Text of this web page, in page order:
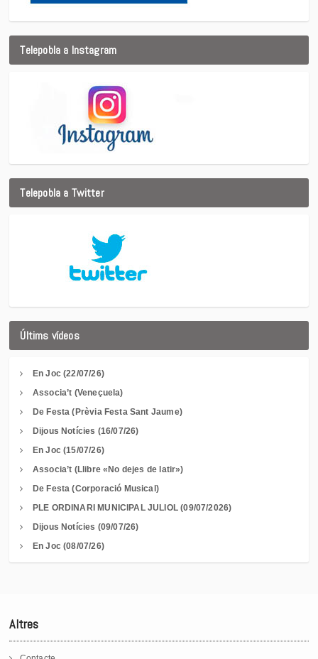
Telepobla a Instagram
Telepobla a Twitter
Últims vídeos
En Joc (22/07/26)
Associa’t (Veneçuela)
De Festa (Prèvia Festa Sant Jaume)
Dijous Notícies (16/07/26)
En Joc (15/07/26)
Associa’t (Llibre «No dejes de latir»)
De Festa (Corporació Musical)
PLE ORDINARI MUNICIPAL JULIOL (09/07/2026)
Dijous Notícies (09/07/26)
En Joc (08/07/26)
Altres